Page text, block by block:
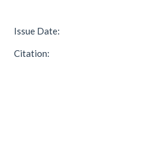
Issue Date:
Citation: